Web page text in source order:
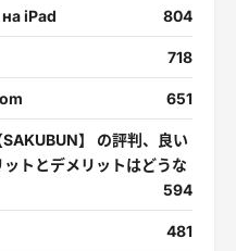
iPad 804
718
651
】 の評判、良い
トとデメリットはどうな
594
481